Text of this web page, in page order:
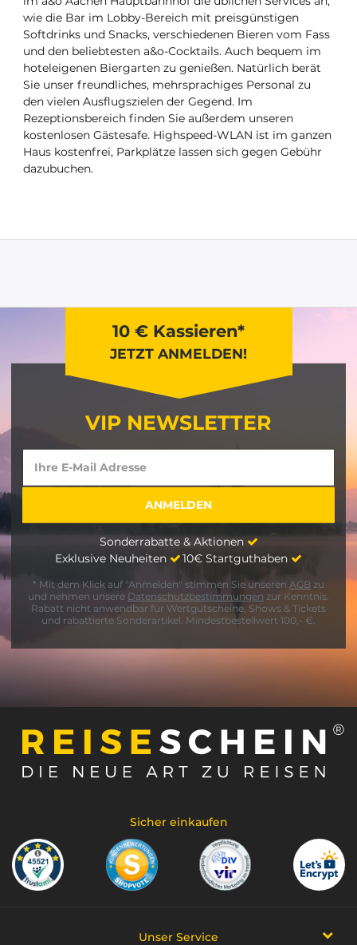
wie die Bar im Lobby-Bereich mit preisgünstigen
Softdrinks und Snacks, verschiedenen Bieren vom Fass
und den beliebtesten a&o-Cocktails. Auch bequem im
hoteleigenen Biergarten zu genießen. Natürlich berät
Sie unser freundliches, mehrsprachiges Personal zu
den vielen Ausflugszielen der Gegend. Im
Rezeptionsbereich finden Sie außerdem unseren
kostenlosen Gästesafe. Highspeed-WLAN ist im ganzen
Haus kostenfrei, Parkplätze lassen sich gegen Gebühr
dazubuchen.
10 € Kassieren*
JETZT ANMELDEN!
VIP NEWSLETTER
Sonderrabatte & Aktionen
Exklusive Neuheiten
10€ Startguthaben
* Mit dem Klick auf "Anmelden" stimmen Sie unseren AGB zu
und nehmen unsere Datenschutzbestimmungen zur Kenntnis.
Rabatt nicht anwendbar für Wertgutscheine, Shows & Tickets
und rabattierte Sonderartikel. Mindestbestellwert 100,- €.
Sicher einkaufen
Unser Service